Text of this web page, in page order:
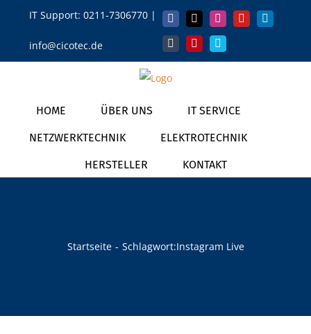
springen
IT Support: 0211-7306770|
info@cicotec.de
Facebook
X InstagramYouTubeLinkedIn
TumblrPinterestVimeo
HOME ÜBER UNS IT SERVICE
NETZWERKTECHNIK ELEKTROTECHNIK
HERSTELLER KONTAKT
Startseite Schlagwort:Instagram Live